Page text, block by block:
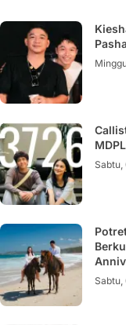
Sabtu,
Sabtu,